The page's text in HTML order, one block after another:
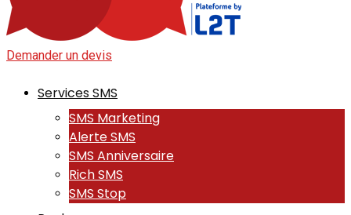
Demander un devis
Services SMS
SMS Marketing
Alerte SMS
SMS Anniversaire
Rich SMS
SMS Stop